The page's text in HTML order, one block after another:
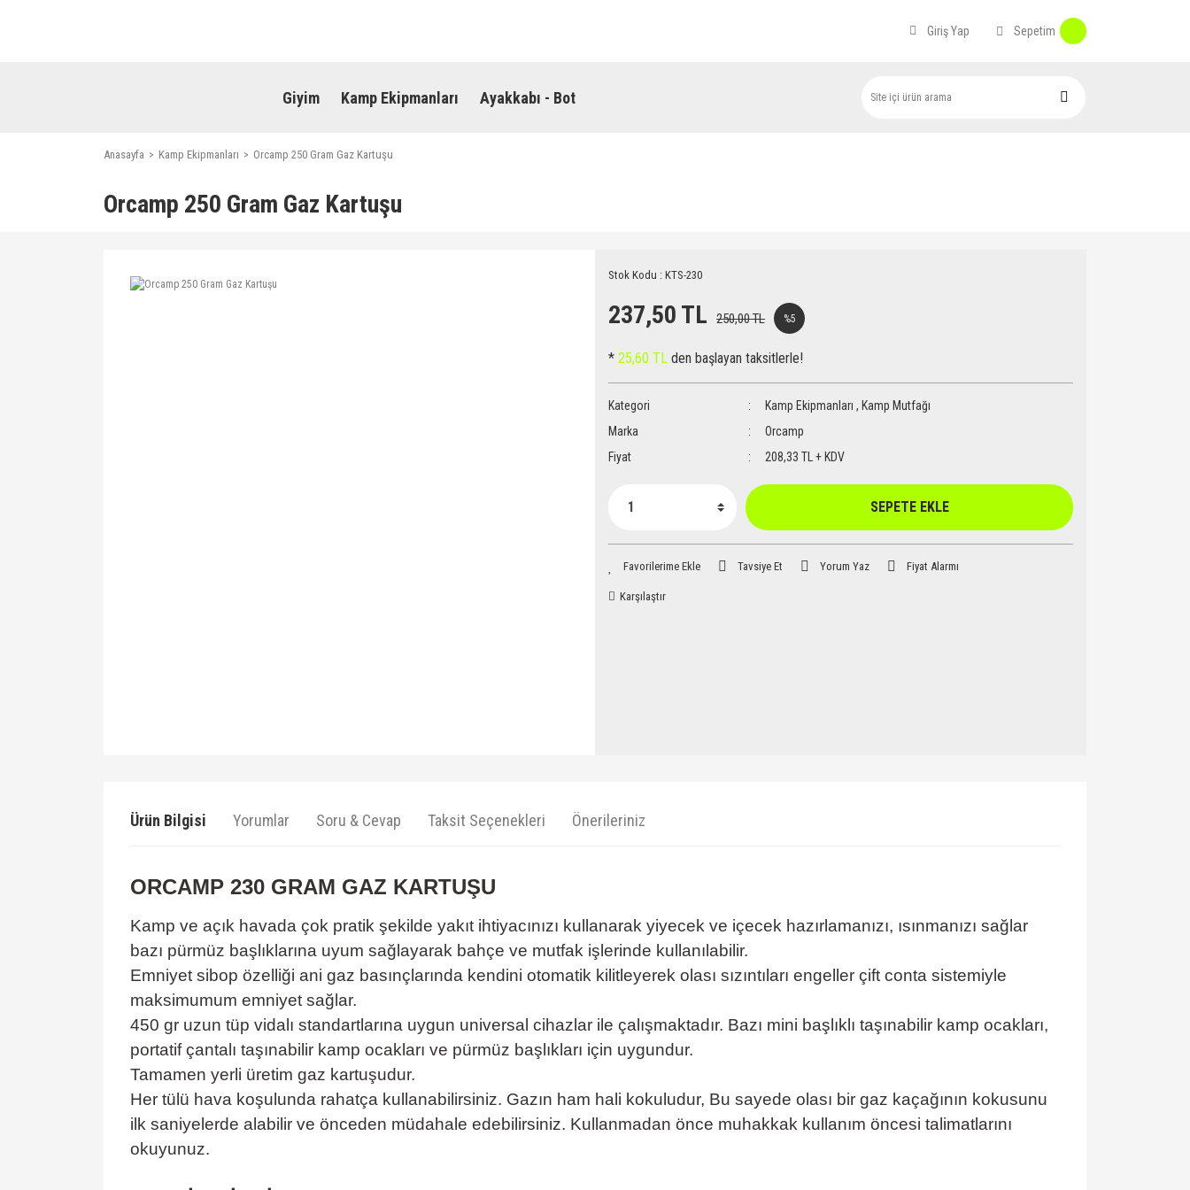
Giriş Yap Sepetim
Giyim Kamp Ekipmanları Ayakkabı - Bot
Anasayfa Kamp Ekipmanları Orcamp 250 Gram Gaz Kartuşu
Orcamp 250 Gram Gaz Kartuşu
Stok Kodu : KTS-230
237,50 TL 250,00 TL %5
* 25,60 TL den başlayan taksitlerle!
Kategori Kamp Ekipmanları , Kamp Mutfağı
Marka
Orcamp
Fiyat
208,33 TL + KDV
SEPETE EKLE
Tavsiye Et Yorum Yaz Fiyat Alarmı
Karşılaştır
Ürün Bilgisi Yorumlar Soru & Cevap Taksit Seçenekleri Önerileriniz
ORCAMP 230 GRAM GAZ KARTUŞU
Kamp ve açık havada çok pratik şekilde yakıt ihtiyacınızı kullanarak yiyecek ve içecek hazırlamanızı, ısınmanızı sağlar
bazı pürmüz başlıklarına uyum sağlayarak bahçe ve mutfak işlerinde kullanılabilir.
Emniyet sibop özelliği ani gaz basınçlarında kendini otomatik kilitleyerek olası sızıntıları engeller çift conta sistemiyle
maksimumum emniyet sağlar.
450 gr uzun tüp vidalı standartlarına uygun universal cihazlar ile çalışmaktadır. Bazı mini başlıklı taşınabilir kamp ocakları,
portatif çantalı taşınabilir kamp ocakları ve pürmüz başlıkları için uygundur.
Tamamen yerli üretim gaz kartuşudur.
Her tülü hava koşulunda rahatça kullanabilirsiniz. Gazın ham hali kokuludur, Bu sayede olası bir gaz kaçağının kokusunu
ilk saniyelerde alabilir ve önceden müdahale edebilirsiniz. Kullanmadan önce muhakkak kullanım öncesi talimatlarını
okuyunuz.